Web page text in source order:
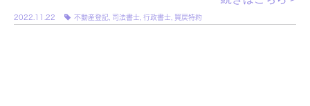
2022.11.22 不動産登記 司法書士 行政書士 買戻特約